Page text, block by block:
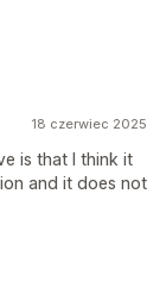
18 czerwiec 2025
is that I think it
and it does not